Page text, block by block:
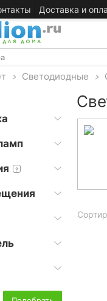
Доставка и
> Светодиодные >
?